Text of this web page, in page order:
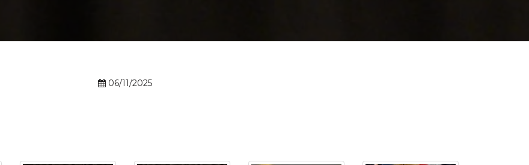
Calendário acadêmico
Internacionalização
06/11/2025